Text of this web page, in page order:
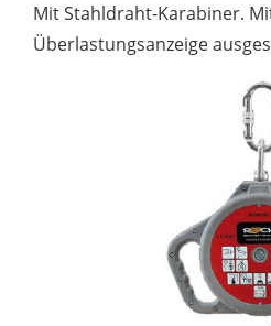
Mit Stahldraht-Karabiner.
Überlastungsanzeige